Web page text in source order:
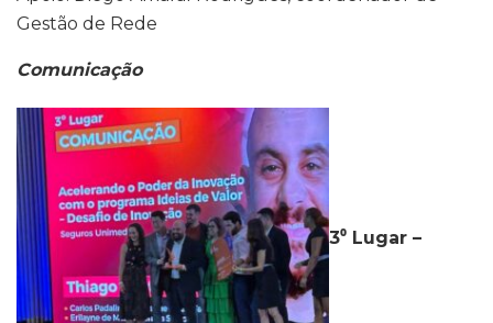
Gestão de Rede
Comunicação
3⁰ Lugar –